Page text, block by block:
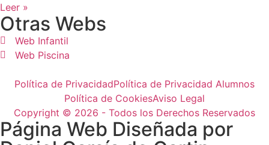
Leer »
Otras Webs
Web Infantil
Web Piscina
Política de PrivacidadPolítica de Privacidad Alumnos
Política de CookiesAviso Legal
Copyright © 2026 - Todos los Derechos Reservados
Página Web Diseñada por